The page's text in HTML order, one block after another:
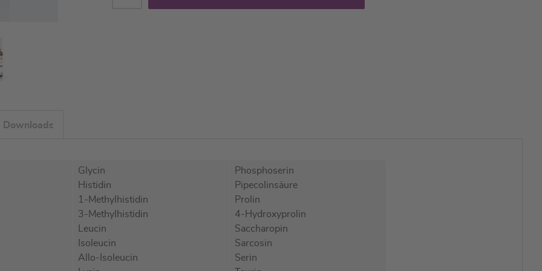
Downloads
Glycin
Histidin
1-Methylhistidin
3-Methylhistidin
Leucin
Isoleucin
Allo-Isoleucin
Phosphoserin
Pipecolinsäure
Prolin
4-Hydroxyprolin
Saccharopin
Sarcosin
Serin